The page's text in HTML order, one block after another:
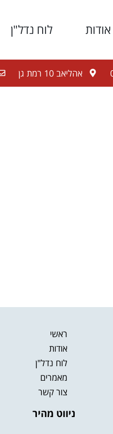
אודות לוח נדל"ן
אהליאב 10 רמת גן
ראשי
אודות
לוח נדל"ן
מאמרים
צור קשר
ניווט מהיר